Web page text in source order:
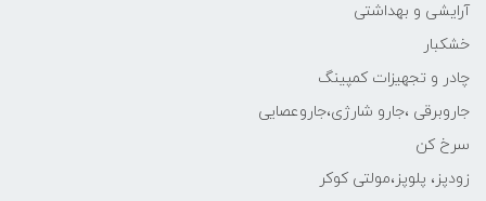
آرایشی و بهداشتی
خشکبار
چادر و تجهیزات کمپینگ
جاروبرقی ،جارو شارژی،جاروعصایی
سرخ کن
زودپز، پلوپز،مولتی کوکر